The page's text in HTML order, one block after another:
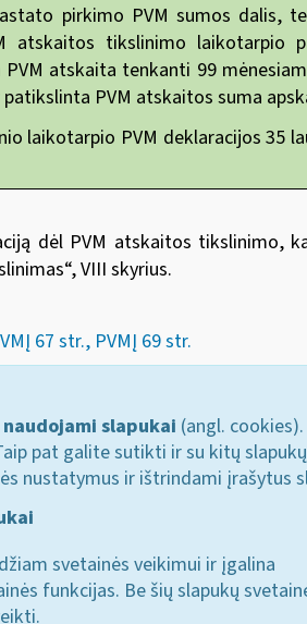
pirkimo PVM sumos dalis,
atskaitos tikslinimo laikotarpio
PVM atskaita tenkanti 99
PVM atskaitos suma
laikotarpio PVM deklaracijos 35
dėl PVM atskaitos tikslinimo,
, VIII skyrius.
67 str., PVMĮ 69 str.
slapukai (angl.
pat galite sutikti ir su kitų
nustatymus ir ištrindami įrašytus
svetainės veikimui ir įgalina
funkcijas. Be šių slapukų